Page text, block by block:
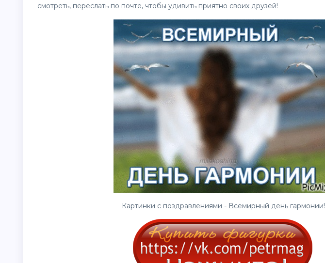
смотреть, переслать по почте, чтобы удивить приятно своих друзей!
Картинки с поздравлениями - Всемирный день гармонии!